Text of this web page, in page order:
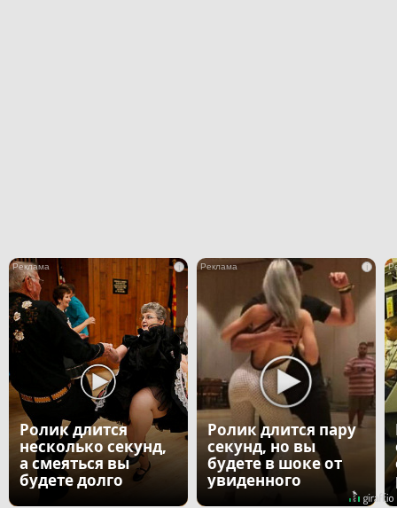
i
Ролик длится
несколько секунд,
а смеяться вы
будете долго
i
Ролик длится пару
секунд, но вы
будете в шоке от
увиденного